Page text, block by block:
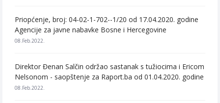
Priopćenje, broj: 04-02-1-702--1/20 od 17.04.2020. godine
Agencije za javne nabavke Bosne i Hercegovine
08.Feb.2022.
Direktor Đenan Salčin održao sastanak s tužiocima i Ericom
Nelsonom - saopštenje za Raport.ba od 01.04.2020. godine
08.Feb.2022.